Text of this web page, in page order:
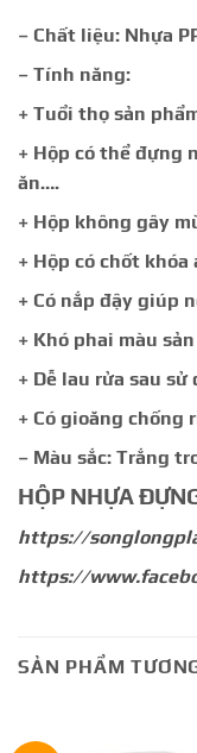
– Chất liệu: Nhựa
– Tính năng:
+ Tuổi thọ sản
+ Hộp có thể đựng
ăn….
+ Hộp không gây
+ Hộp có chốt
+ Có nắp đậy giúp
+ Khó phai màu
+ Dễ lau rửa sau sử
+ Có gioăng chống
– Màu sắc: Trắng
HỘP NHỰA
https://
https://
SẢN PHẨM